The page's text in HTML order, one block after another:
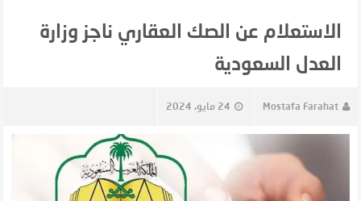
الاستعلام عن الصك العقاري ناجز وزارة
العدل السعودية
Mostafa Farahat 24 مايو، 2024